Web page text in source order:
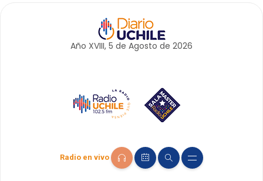
Año XVIII, 5 de Agosto de 2026
Radio en vivo